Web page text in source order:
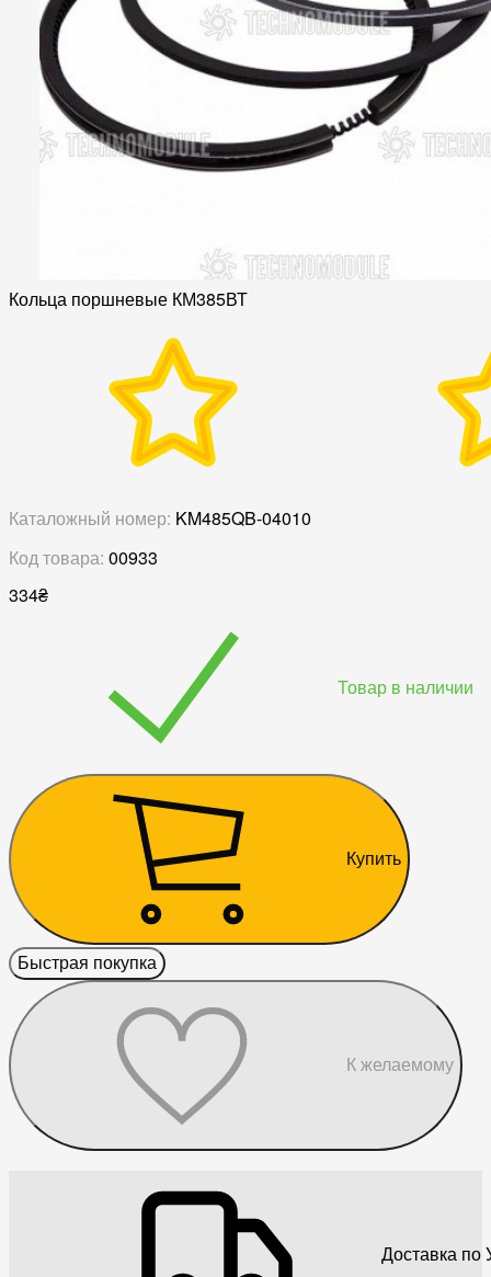
Кольца поршневые КМ385ВТ
Каталожный номер: KM485QB-04010
Код товара: 00933
334₴
Товар в наличии
Купить
Быстрая покупка
К желаемому
Доставка по